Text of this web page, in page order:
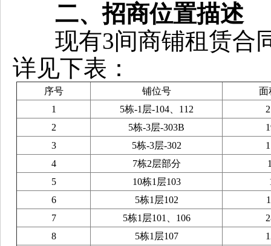
二、招商位置描述
现有3间商铺租赁合
详见下表：
序号 铺位号
面
1
5栋-1层-104、112
2
5栋-3层-303B
3
5栋-3层-302
4
7栋2层部分
5
10栋1层103
6
5栋1层102
7
5栋1层101、106
8
5栋1层107